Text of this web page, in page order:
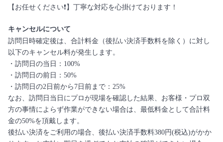
【お任せください❗️】丁寧な対応を心掛けております！
キャンセルについて
訪問日時確定後は、合計料金（後払い決済手数料を除く）に対し
以下のキャンセル料が発生します。
・訪問日の当日：100%
・訪問日の前日：50%
・訪問日の2日前から7日前まで：25%
なお、訪問日当日にプロが現場を確認した結果、お客様・プロ双
方の事情によらず作業ができない場合は、最低料金として合計料
金の50%を頂戴します。
後払い決済をご利用の場合、後払い決済手数料380円(税込)がかか